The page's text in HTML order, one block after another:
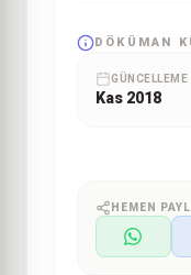
DÖKÜMAN
GÜNCELLEME
Kas 2018
HEMEN